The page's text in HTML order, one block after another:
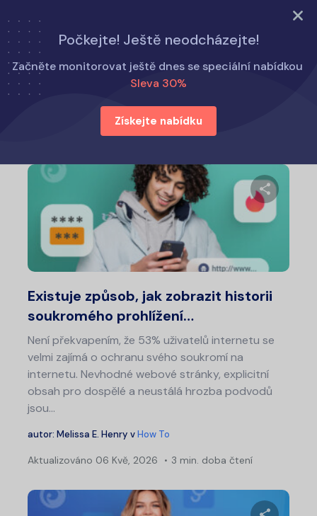
VYZKOUŠET NYNÍ
Počkejte! Ještě neodcházejte!
Začněte monitorovat ještě dnes se speciální nabídkou
Sleva 30%
Získejte nabídku
Domů Jak na to
Jak na to
Sdílet
Existuje způsob, jak zobrazit historii
soukromého prohlížení…
Není překvapením, že 53% uživatelů internetu se
velmi zajímá o ochranu svého soukromí na
internetu. Nevhodné webové stránky, explicitní
obsah pro dospělé a neustálá hrozba podvodů
jsou...
autor: Melissa E. Henry vHow To
Aktualizováno 06 Kvě, 2026 3 min. doba čtení